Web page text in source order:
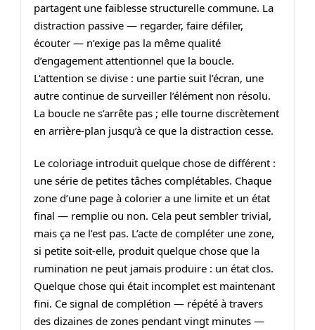
partagent une faiblesse structurelle commune. La
distraction passive — regarder, faire défiler,
écouter — n’exige pas la même qualité
d’engagement attentionnel que la boucle.
L’attention se divise : une partie suit l’écran, une
autre continue de surveiller l’élément non résolu.
La boucle ne s’arrête pas ; elle tourne discrètement
en arrière-plan jusqu’à ce que la distraction cesse.
Le coloriage introduit quelque chose de différent :
une série de petites tâches complétables. Chaque
zone d’une page à colorier a une limite et un état
final — remplie ou non. Cela peut sembler trivial,
mais ça ne l’est pas. L’acte de compléter une zone,
si petite soit‑elle, produit quelque chose que la
rumination ne peut jamais produire : un état clos.
Quelque chose qui était incomplet est maintenant
fini. Ce signal de complétion — répété à travers
des dizaines de zones pendant vingt minutes —